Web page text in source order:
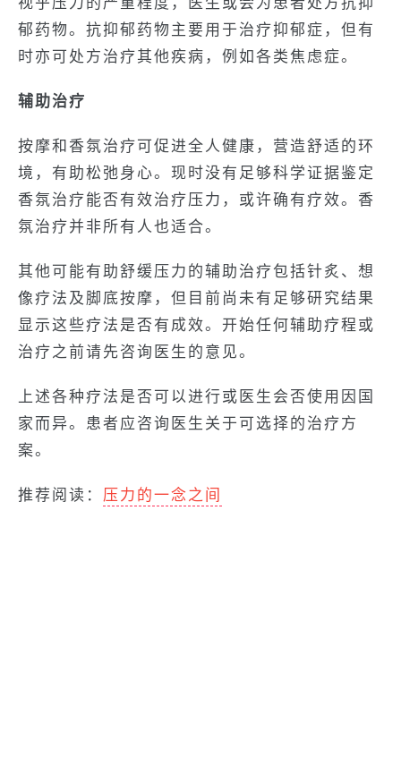
郁药物。抗抑郁药物主要用于治疗抑郁症，但有
时亦可处方治疗其他疾病，例如各类焦虑症。
辅助治疗
按摩和香氛治疗可促进全人健康，营造舒适的环
境，有助松弛身心。现时没有足够科学证据鉴定
香氛治疗能否有效治疗压力，或许确有疗效。香
氛治疗并非所有人也适合。
其他可能有助舒缓压力的辅助治疗包括针炙、想
像疗法及脚底按摩，但目前尚未有足够研究结果
显示这些疗法是否有成效。开始任何辅助疗程或
治疗之前请先咨询医生的意见。
上述各种疗法是否可以进行或医生会否使用因国
家而异。患者应咨询医生关于可选择的治疗方
案。
推荐阅读： 压力的一念之间